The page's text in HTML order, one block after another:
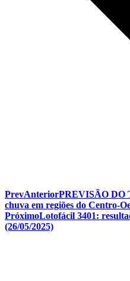
PrevAnteriorPREVISÃO DO
chuva em regiões do Centro-
PróximoLotofácil 3401:
(26/05/2025)